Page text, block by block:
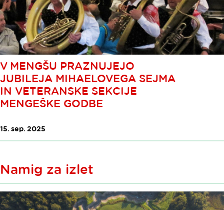
V MENGŠU PRAZNUJEJO
JUBILEJA MIHAELOVEGA SEJMA
IN VETERANSKE SEKCIJE
MENGEŠKE GODBE
15. sep. 2025
Namig za izlet